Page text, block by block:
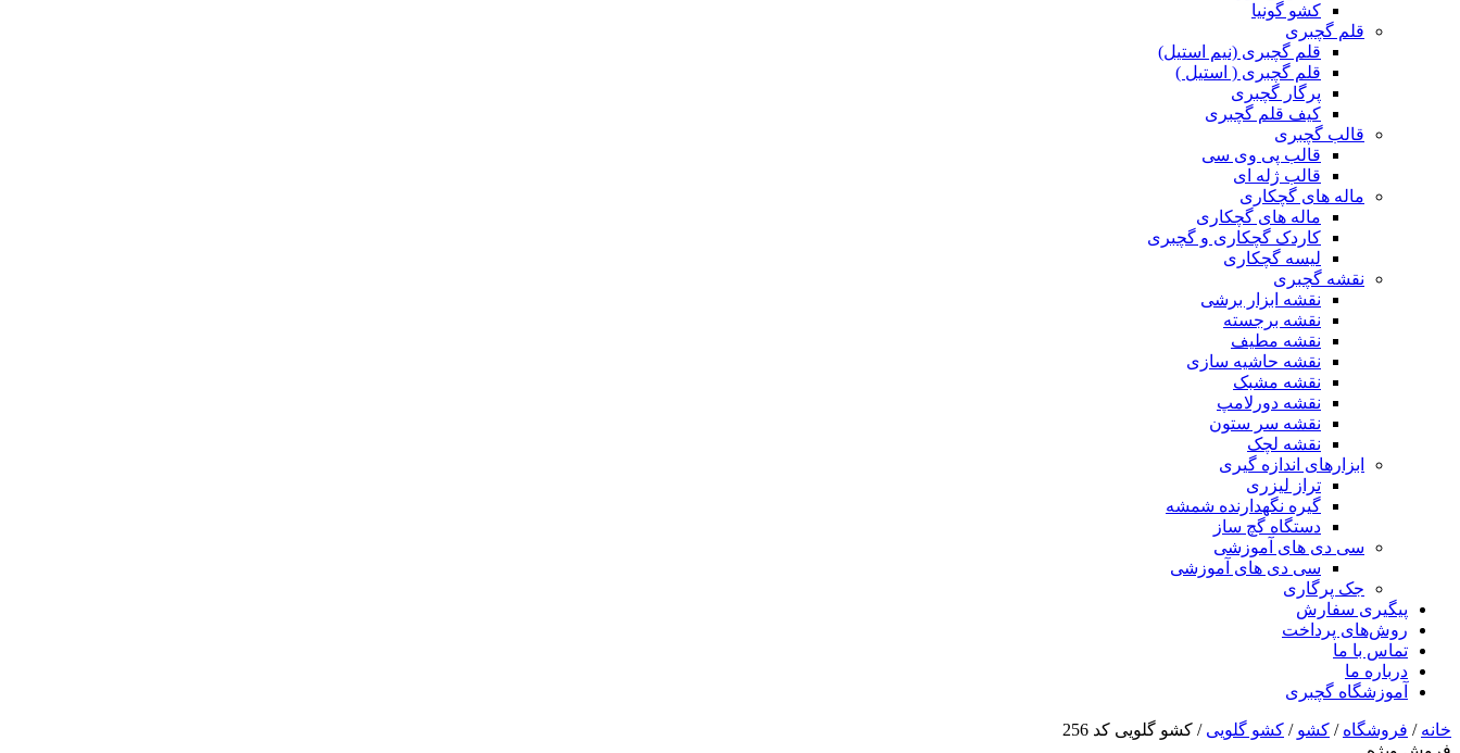
کشو گونیا
قلم گچبری
قلم گچبری (نیم استیل)
قلم گچبری ( استیل )
پرگار گچبری
کیف قلم گچبری
قالب گچبری
قالب پی وی سی
قالب ژله ای
ماله های گچکاری
ماله های گچکاری
کاردک گچکاری و گچبری
لیسه گچکاری
نقشه گچبری
نقشه ابزار برشی
نقشه برجسته
نقشه مطیف
نقشه حاشیه سازی
نقشه مشبک
نقشه دورلامپ
نقشه سر ستون
نقشه لچک
ابزارهای اندازه گیری
تراز لیزری
گیره نگهدارنده شمشه
دستگاه گچ ساز
سی دی های آموزشی
سی دی های آموزشی
جک پرگاری
پیگیری سفارش
روش‌های پرداخت
تماس با ما
درباره ما
آموزشگاه گچبری
خانه / فروشگاه / کشو / کشو گلویی / کشو گلویی کد 256